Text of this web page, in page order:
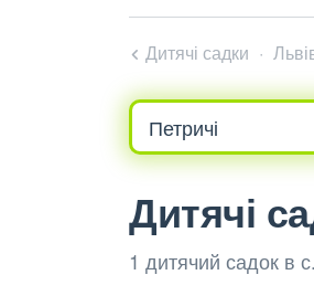
Дитячі садки
Дитячі
1 дитячий садок в